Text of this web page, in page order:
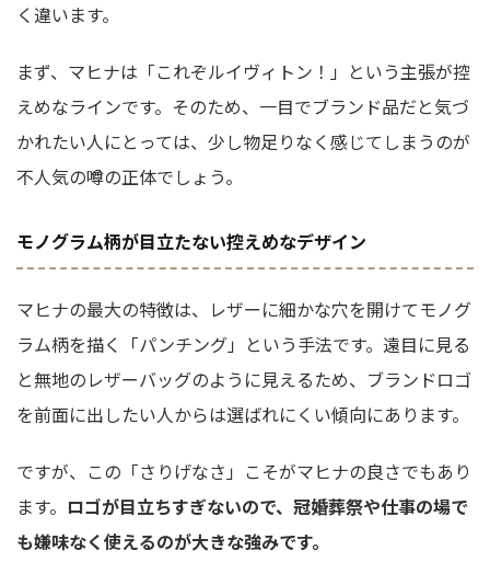
く違います。
まず、マヒナは「これぞルイヴィトン！」という主張が控
えめなラインです。そのため、一目でブランド品だと気づ
かれたい人にとっては、少し物足りなく感じてしまうのが
不人気の噂の正体でしょう。
モノグラム柄が目立たない控えめなデザイン
マヒナの最大の特徴は、レザーに細かな穴を開けてモノグ
ラム柄を描く「パンチング」という手法です。遠目に見る
と無地のレザーバッグのように見えるため、ブランドロゴ
を前面に出したい人からは選ばれにくい傾向にあります。
ですが、この「さりげなさ」こそがマヒナの良さでもあり
ます。 ロゴが目立ちすぎないので、冠婚葬祭や仕事の場で
も嫌味なく使えるのが大きな強みです。